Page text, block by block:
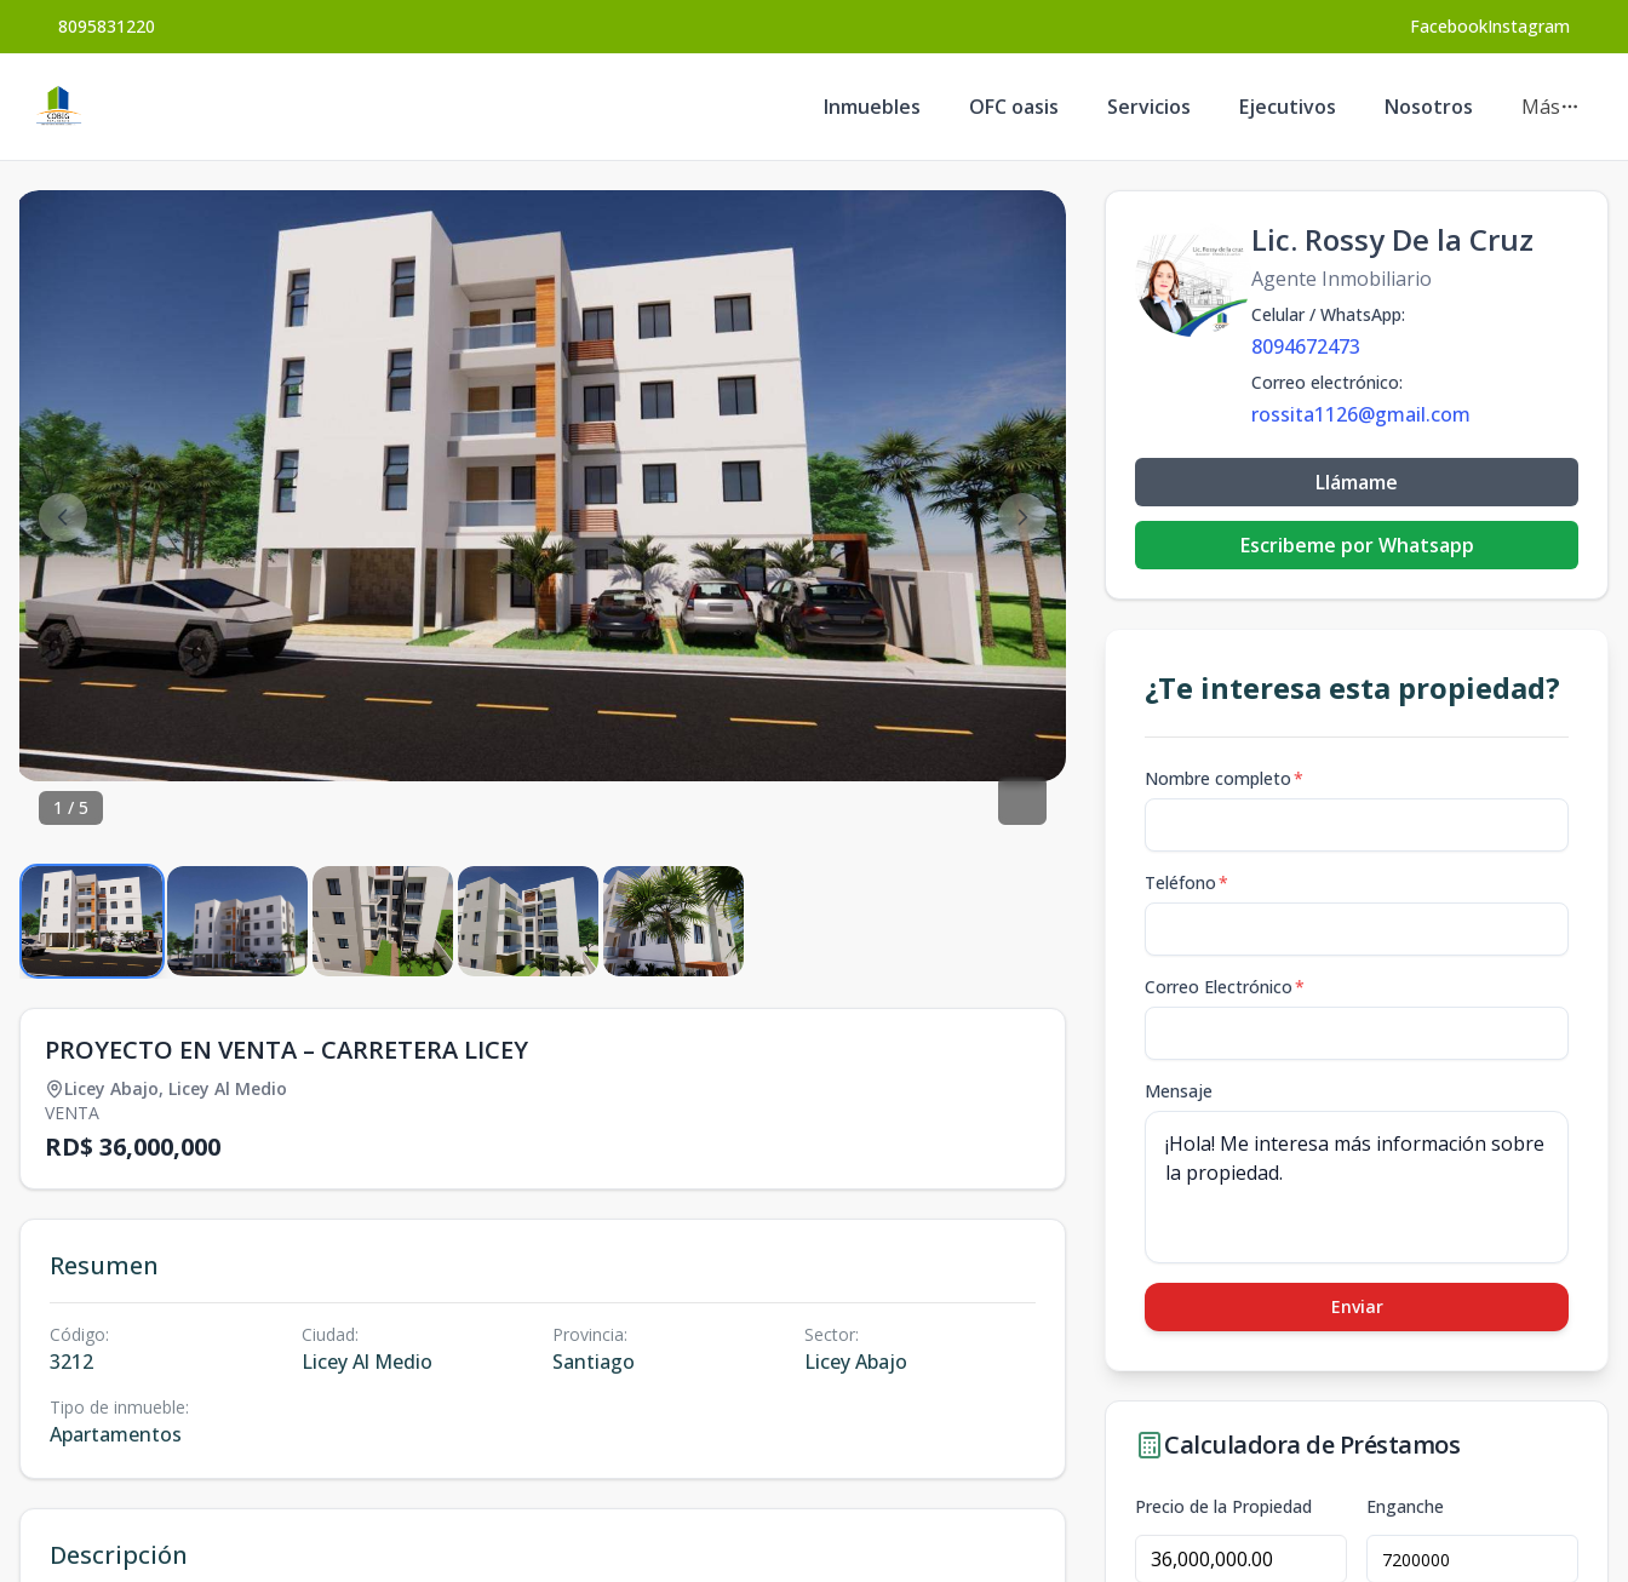
8095831220 FacebookInstagram
Inmuebles OFC oasis Servicios Ejecutivos Nosotros Más
1 / 5
PROYECTO EN VENTA – CARRETERA LICEY
Licey Abajo, Licey Al Medio
VENTA
RD$ 36,000,000
Resumen
Código:
3212
Ciudad:
Licey Al Medio
Provincia:
Santiago
Sector:
Licey Abajo
Tipo de inmueble:
Apartamentos
Descripción
Lic. Rossy De la Cruz
Agente Inmobiliario
Celular / WhatsApp:
8094672473
Correo electrónico:
rossita1126@gmail.com
Llámame
Escribeme por Whatsapp
¿Te interesa esta propiedad?
Nombre completo*
Teléfono*
Correo Electrónico*
Mensaje
Enviar
Calculadora de Préstamos
Precio de la Propiedad Enganche